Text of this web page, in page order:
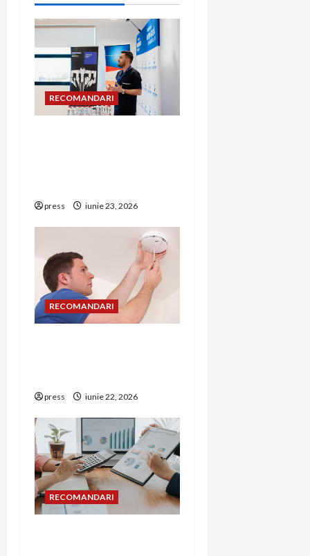
i
g
a
RECOMANDARI
press iunie 23, 2026
RECOMANDARI
press iunie 22, 2026
RECOMANDARI